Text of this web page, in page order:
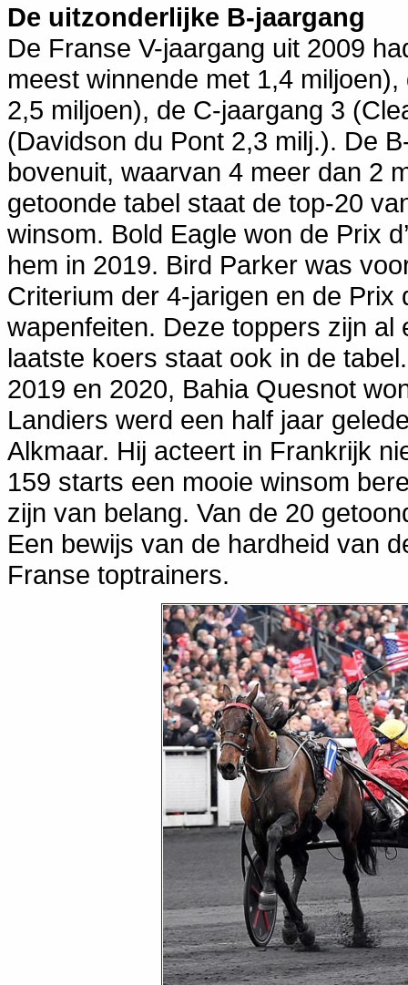
De uitzonderlijke B-jaargang
De Franse V-jaargang uit 2009
meest winnende met 1,4
2,5 miljoen), de C-jaargang 3
(Davidson du Pont 2,3 milj.). De
bovenuit, waarvan 4 meer dan 2
getoonde tabel staat de top-20
winsom. Bold Eagle won de Prix
hem in 2019. Bird Parker was
Criterium der 4-jarigen en de Prix
wapenfeiten. Deze toppers zijn al
laatste koers staat ook in de
2019 en 2020, Bahia Quesnot
Landiers werd een half jaar
Alkmaar. Hij acteert in Frankrijk
159 starts een mooie winsom
zijn van belang. Van de 20
Een bewijs van de hardheid van
Franse toptrainers.